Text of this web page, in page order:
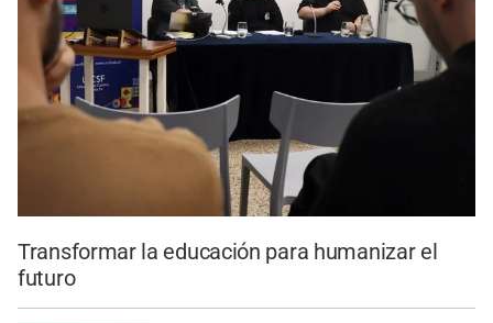
Transformar la educación para humanizar el
futuro